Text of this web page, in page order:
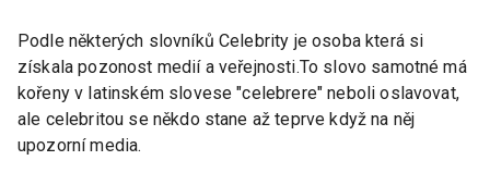
Podle některých slovníků Celebrity je osoba která si
získala pozonost medií a veřejnosti.To slovo samotné má
kořeny v latinském slovese "celebrere" neboli oslavovat,
ale celebritou se někdo stane až teprve když na něj
upozorní media.